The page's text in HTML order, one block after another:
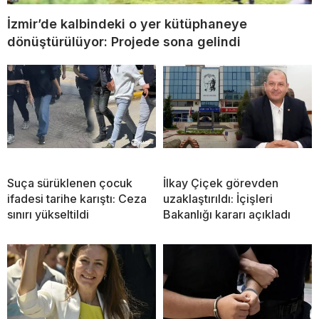
İzmir’de kalbindeki o yer kütüphaneye
dönüştürülüyor: Projede sona gelindi
Suça sürüklenen çocuk
ifadesi tarihe karıştı: Ceza
sınırı yükseltildi
İlkay Çiçek görevden
uzaklaştırıldı: İçişleri
Bakanlığı kararı açıkladı